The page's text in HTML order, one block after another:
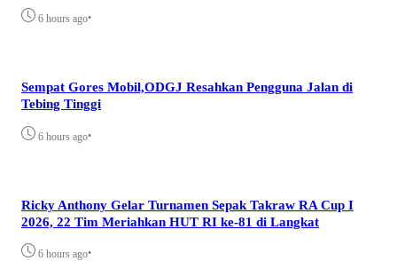
6 hours ago•
Sempat Gores Mobil,ODGJ Resahkan Pengguna Jalan di
Tebing Tinggi
6 hours ago•
Ricky Anthony Gelar Turnamen Sepak Takraw RA Cup I
2026, 22 Tim Meriahkan HUT RI ke-81 di Langkat
6 hours ago•